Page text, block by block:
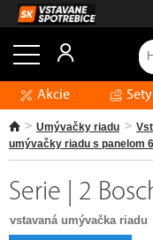
Akcie
Umývačky riadu
umývačky riadu s panelom
Serie | 2
vstavaná umývačka riadu